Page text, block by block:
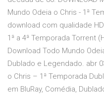
Mundo Odeia o Chris - 1ª
download com qualidade
1ª a 4ª Temporada Torrent
Download Todo Mundo
Dublado e Legendado. abr
o Chris – 1ª Temporada
em BluRay, Comédia,